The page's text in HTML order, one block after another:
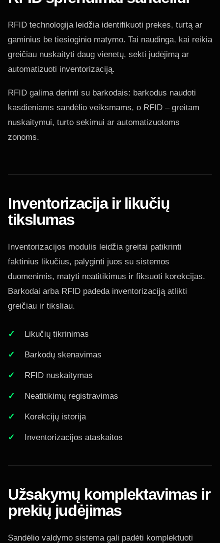
RFID technologija leidžia identifikuoti prekes, turtą ar
gaminius be tiesioginio matymo. Tai naudinga, kai reikia
greičiau nuskaityti daug vienetų, sekti judėjimą ar
automatizuoti inventorizaciją.
RFID galima derinti su barkodais: barkodus naudoti
kasdieniams sandėlio veiksmams, o RFID – greitam
nuskaitymui, turto sekimui ar automatizuotoms
zonoms.
Inventorizacija ir likučių
tikslumas
Inventorizacijos modulis leidžia greitai patikrinti
faktinius likučius, palyginti juos su sistemos
duomenimis, matyti neatitikimus ir fiksuoti korekcijas.
Barkodai arba RFID padeda inventorizaciją atlikti
greičiau ir tiksliau.
Likučių tikrinimas
Barkodų skenavimas
RFID nuskaitymas
Neatitikimų registravimas
Korekcijų istorija
Inventorizacijos ataskaitos
Užsakymų komplektavimas ir
prekių judėjimas
Sandėlio valdymo sistema gali padėti komplektuoti